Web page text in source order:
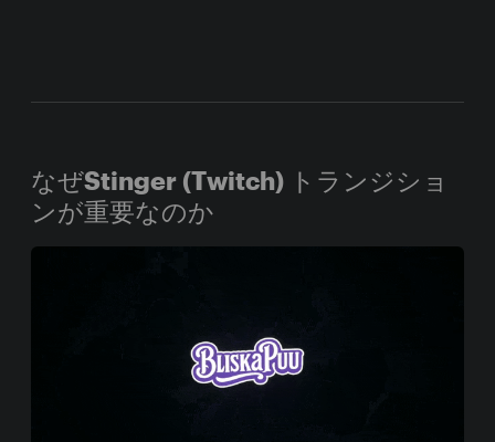
なぜStinger (Twitch) トランジショ
ンが重要なのか